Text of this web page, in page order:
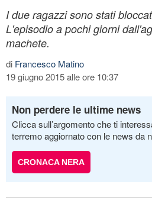
I due ragazzi sono stati
L'episodio a pochi giorni
machete.
di Francesco Matino
19 giugno 2015 alle ore 10:37
Non perdere le ultime news
Clicca sull’argomento che ti
terremo aggiornato con le news da
CRONACA NERA